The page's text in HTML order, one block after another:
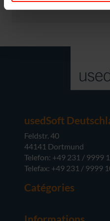
usedSoft
Feldstr. 40
44141 Dortmund
Telefon: +49 231 / 9999
Telefax: +49 231 / 9999
Catégories
M365